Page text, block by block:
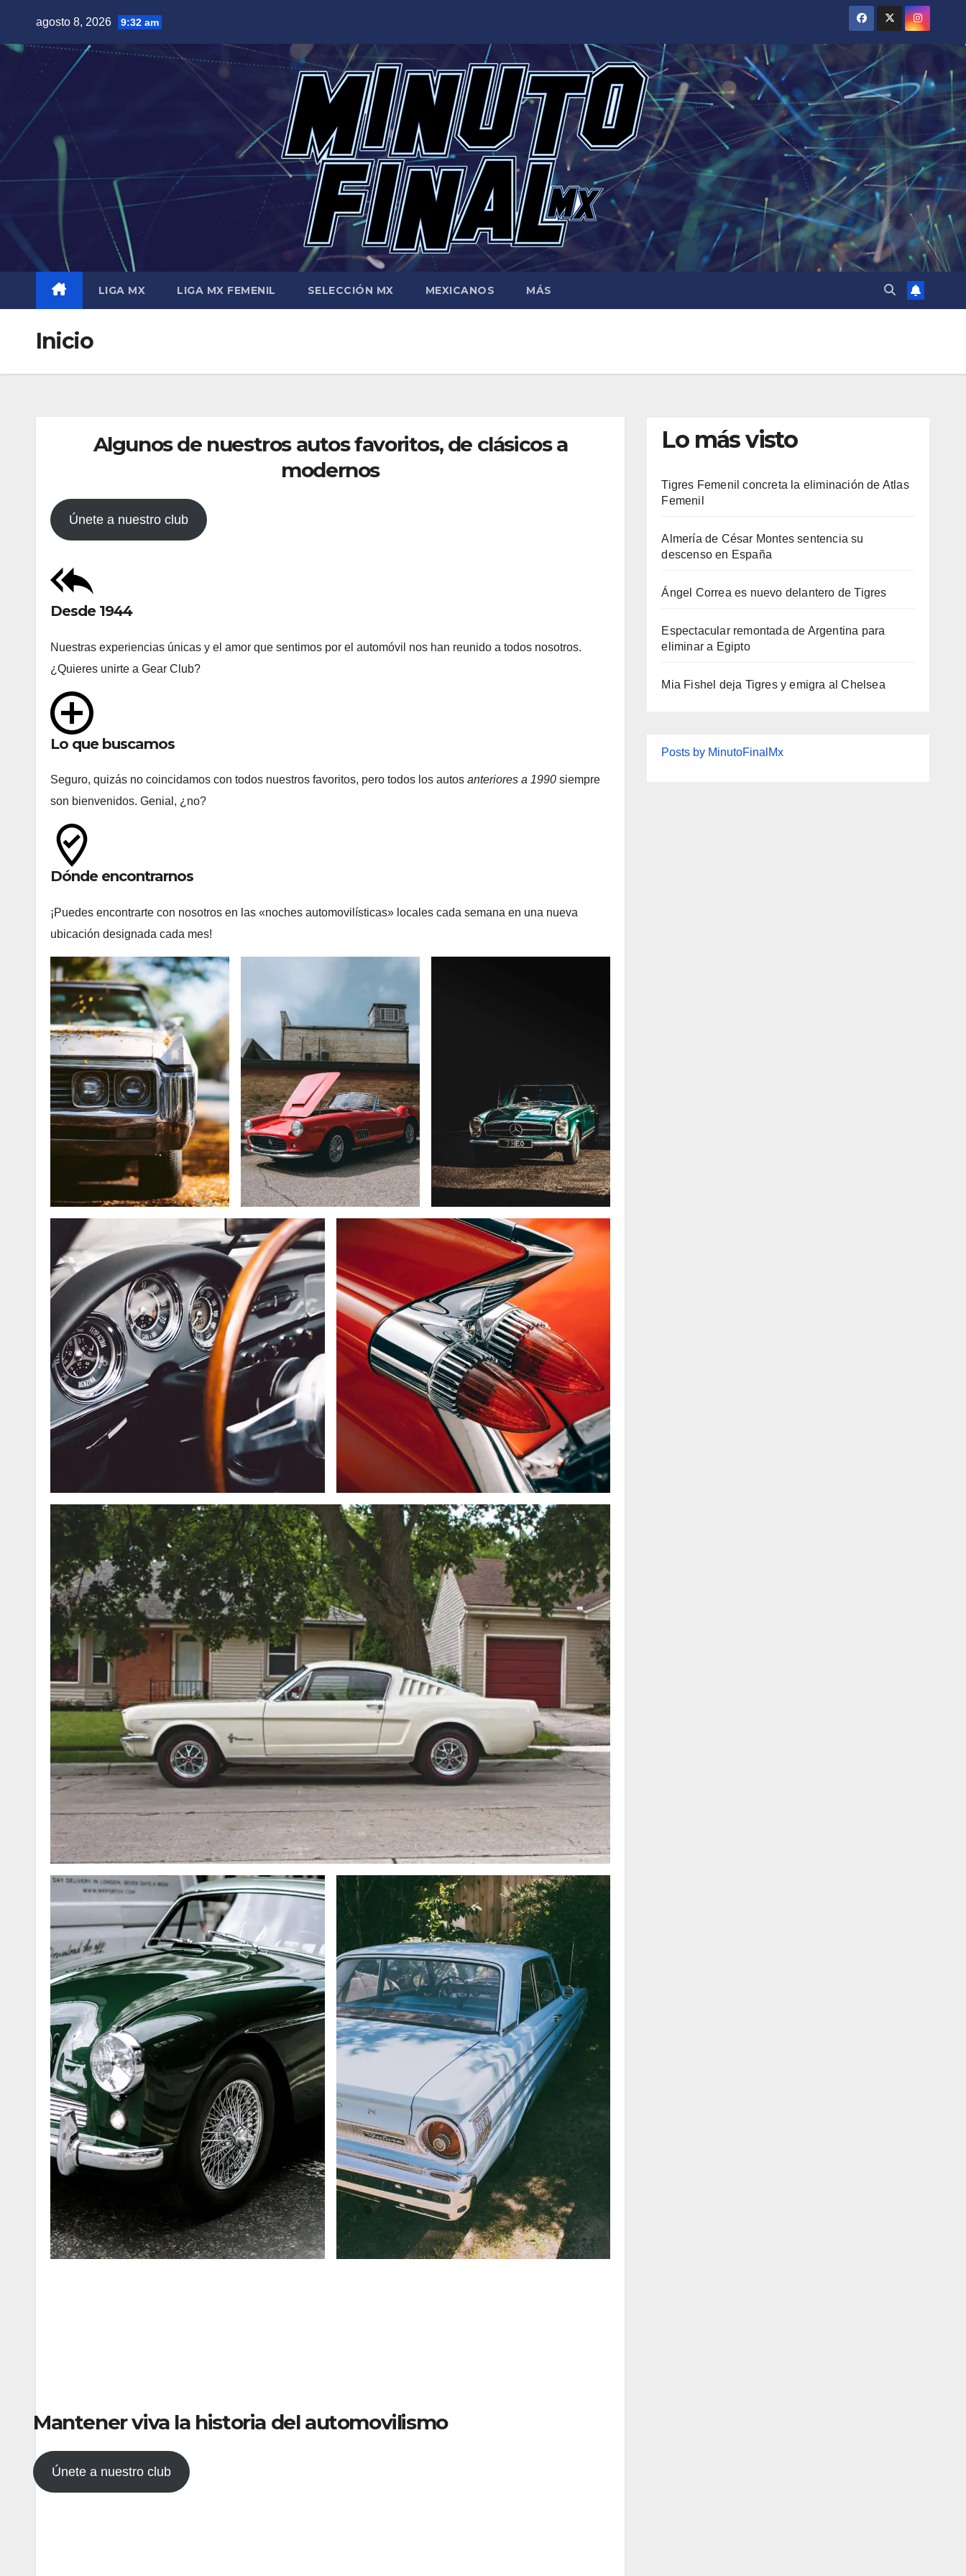
contenido
agosto 8, 2026 9:32 am
LIGA MX LIGA MX FEMENIL SELECCIÓN MX MEXICANOS MÁS
Inicio
Algunos de nuestros autos favoritos, de clásicos a
modernos
Únete a nuestro club
Desde 1944
Nuestras experiencias únicas y el amor que sentimos por el automóvil nos han reunido a todos nosotros.
¿Quieres unirte a Gear Club?
Lo que buscamos
Seguro, quizás no coincidamos con todos nuestros favoritos, pero todos los autos anteriores a 1990 siempre
son bienvenidos. Genial, ¿no?
Dónde encontrarnos
¡Puedes encontrarte con nosotros en las «noches automovilísticas» locales cada semana en una nueva
ubicación designada cada mes!
Mantener viva la historia del automovilismo
Únete a nuestro club
Lo más visto
Tigres Femenil concreta la eliminación de Atlas
Femenil
Almería de César Montes sentencia su
descenso en España
Ángel Correa es nuevo delantero de Tigres
Espectacular remontada de Argentina para
eliminar a Egipto
Mia Fishel deja Tigres y emigra al Chelsea
Posts by MinutoFinalMx